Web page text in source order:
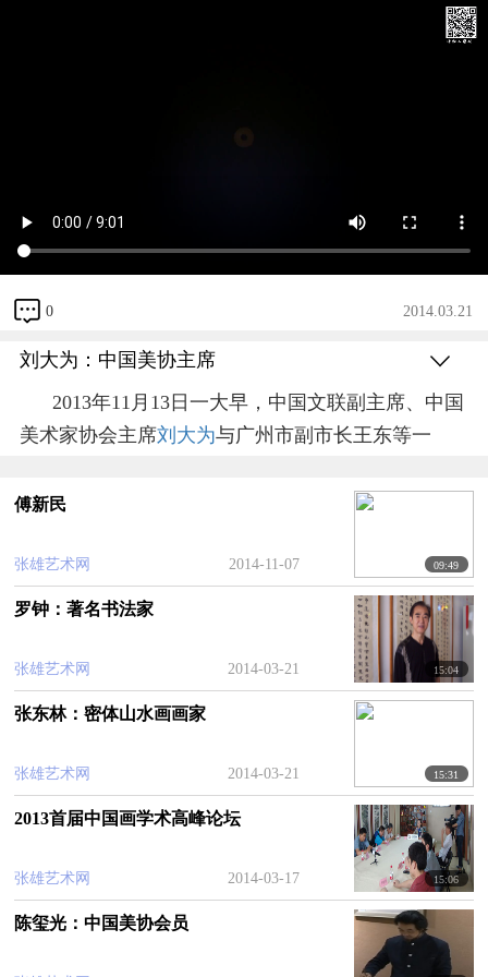
0 2014.03.21
刘大为：中国美协主席
2013年11月 13日一大早，中国文联副主席、中国
美术家协会主席刘大为与广州市副市长王东等一
广州市越秀区黄花岗街水荫南社区，同这里的居民
艺博会社区巡展活动的第一站。
傅新民
张雄艺术网 2014-11-07 09:49
罗钟：著名书法家
张雄艺术网 2014-03-21 15:04
张东林：密体山水画画家
张雄艺术网 2014-03-21 15:31
2013首届中国画学术高峰论坛
张雄艺术网 2014-03-17 15:06
陈玺光：中国美协会员